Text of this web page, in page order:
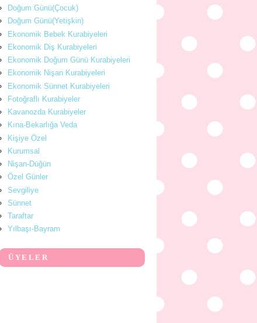
Doğum Günü(Çocuk)
Doğum Günü(Yetişkin)
Ekonomik Bebek Kurabiyeleri
Ekonomik Diş Kurabiyeleri
Ekonomik Doğum Günü Kurabiyeleri
Ekonomik Nişan Kurabiyeleri
Ekonomik Sünnet Kurabiyeleri
Fotoğraflı Kurabiyeler
Kavanozda Kurabiyeler
Kına-Bekarlığa Veda
Kişiye Özel
Kurumsal
Nişan-Düğün
Özel Günler
Sevgiliye
Sünnet
Taraftar
Yılbaşı-Bayram
ÜYELER